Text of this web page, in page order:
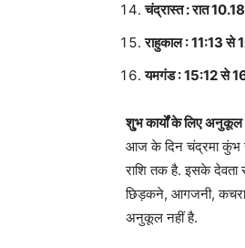
चंद्रास्त : रात
राहुकाल : 11:13 से
यमगंड : 15:12 से
शु्भ कार्यों के लिए अनुकूल
आज के दिन चंद्रमा कुंभ
राशि तक है. इसके देवता
छिड़कने, आगजनी, कचरा
अनुकूल नहीं है.